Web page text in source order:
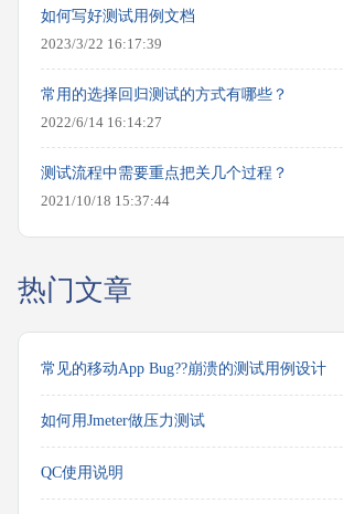
如何写好测试用例文档
2023/3/22 16:17:39
常用的选择回归测试的方式有哪些？
2022/6/14 16:14:27
测试流程中需要重点把关几个过程？
2021/10/18 15:37:44
热门文章
常见的移动App Bug??崩溃的测试用例设计
如何用Jmeter做压力测试
QC使用说明